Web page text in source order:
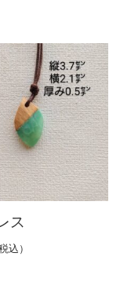
ス
込）